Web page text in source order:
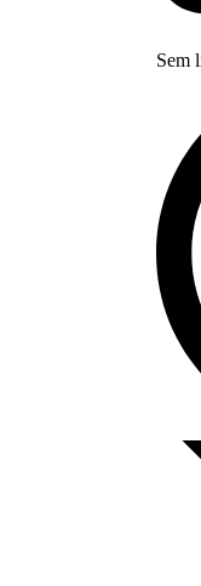
Sem